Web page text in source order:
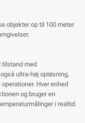
objekter op til 100 meter
tilstand med
ultra-høj opløsning,
Hver enhed
og bruger en
i realtid.